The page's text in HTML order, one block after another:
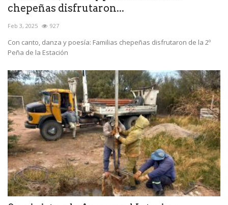
chepeñas disfrutaron...
Feb 3, 2025 927
Con canto, danza y poesía: Familias chepeñas disfrutaron de la 2º
Peña de la Estación